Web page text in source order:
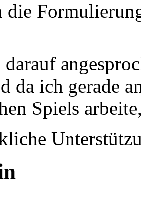
die
da ich gerade
Spiels